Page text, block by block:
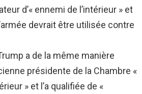
d’« ennemi de l’intérieur » et
devrait être utilisée contre
a de la même manière
présidente de la Chambre «
» et l’a qualifiée de «